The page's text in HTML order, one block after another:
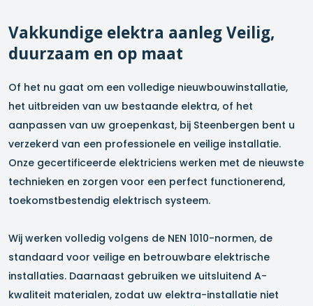
Vakkundige elektra aanleg Veilig,
duurzaam en op maat
Of het nu gaat om een volledige nieuwbouwinstallatie,
het uitbreiden van uw bestaande elektra, of het
aanpassen van uw groepenkast, bij Steenbergen bent u
verzekerd van een professionele en veilige installatie.
Onze gecertificeerde elektriciens werken met de nieuwste
technieken en zorgen voor een perfect functionerend,
toekomstbestendig elektrisch systeem.
Wij werken volledig volgens de NEN 1010-normen, de
standaard voor veilige en betrouwbare elektrische
installaties. Daarnaast gebruiken we uitsluitend A-
kwaliteit materialen, zodat uw elektra-installatie niet